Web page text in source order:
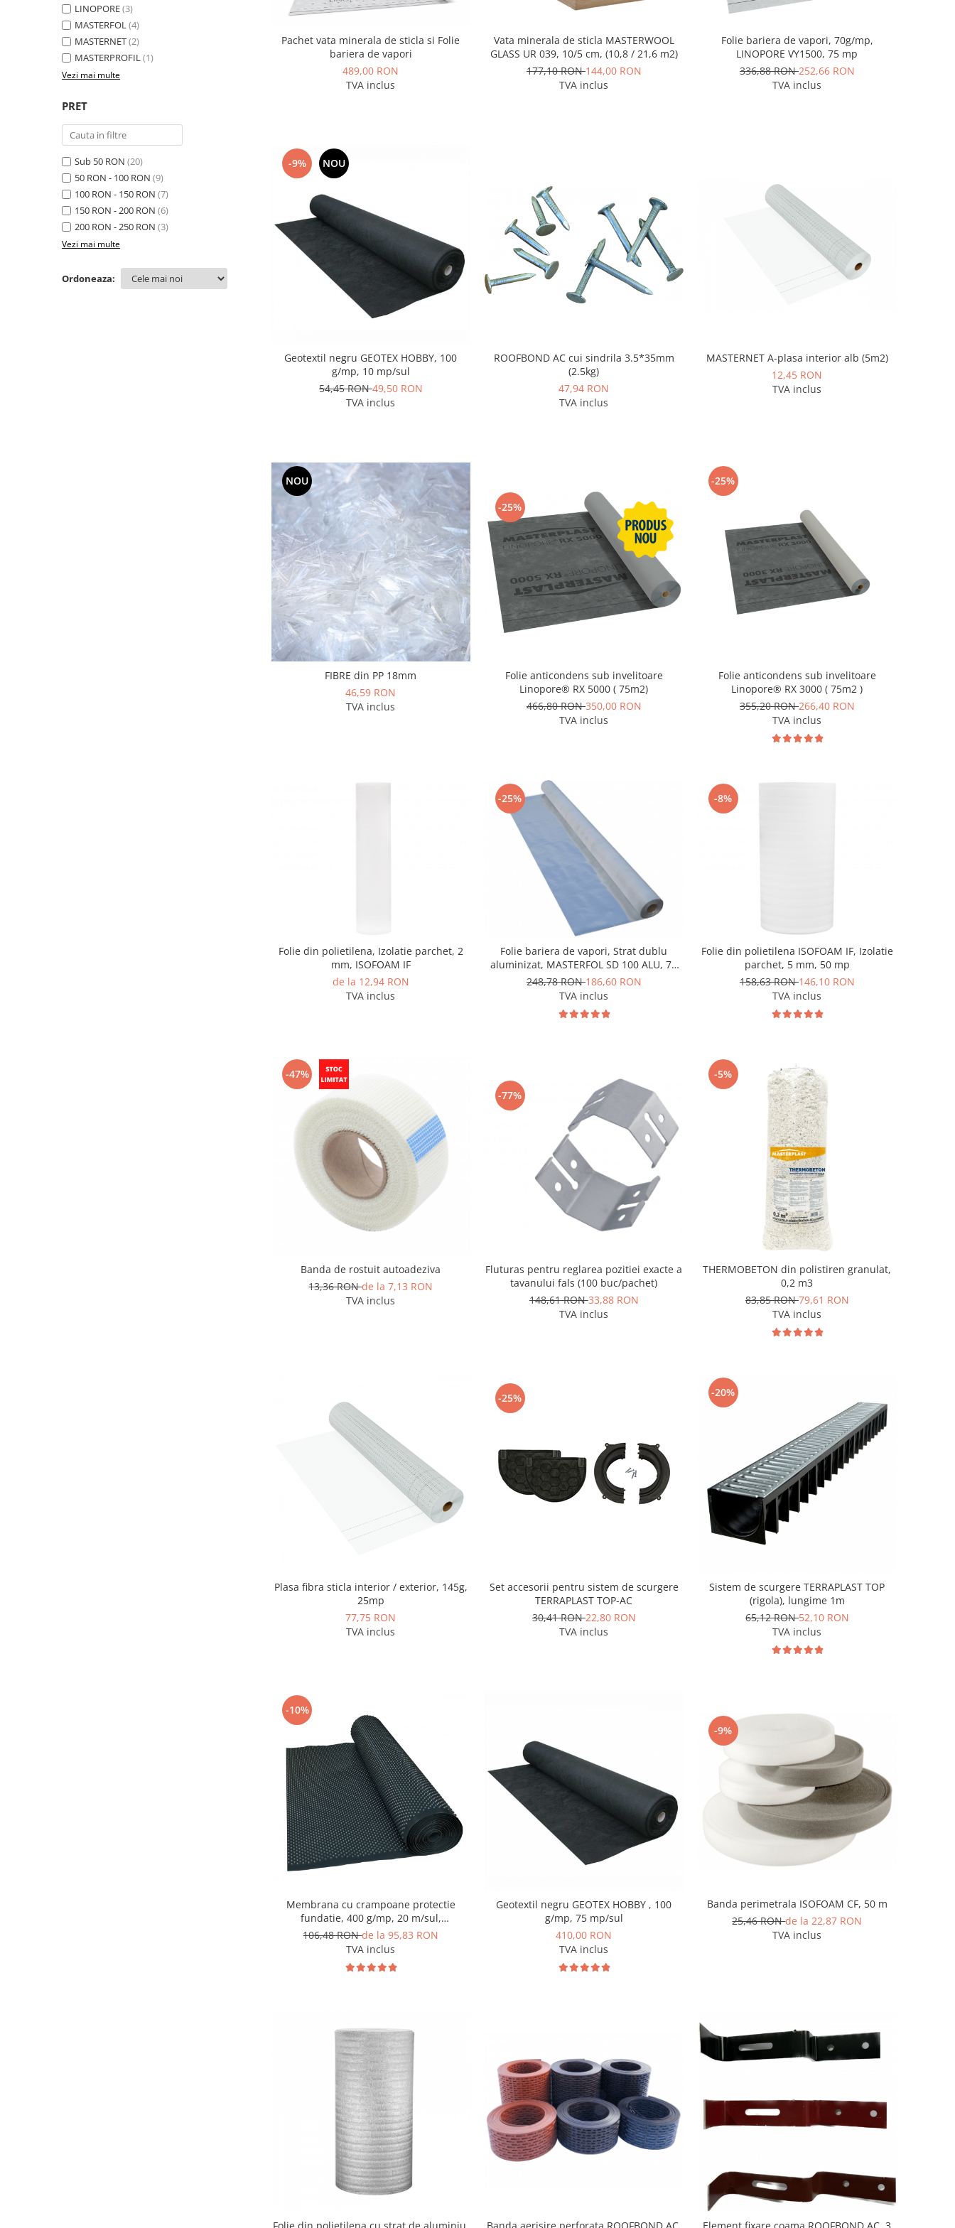
LINOPORE(3)
MASTERFOL(4)
MASTERNET(2)
MASTERPROFIL(1)
Vezi mai multe
PRET
Sub 50 RON (20)
50 RON - 100 RON (9)
100 RON - 150 RON (7)
150 RON - 200 RON (6)
200 RON - 250 RON (3)
Vezi mai multe
Ordoneaza:
Pachet vata minerala de sticla si Folie
bariera de vapori
489,00 RON
TVA inclus
Vata minerala de sticla MASTERWOOL
GLASS UR 039, 10/5 cm, (10,8 / 21,6 m2)
177,10 RON144,00 RON
TVA inclus
Folie bariera de vapori, 70g/mp,
LINOPORE VY1500, 75 mp
336,88 RON252,66 RON
TVA inclus
-9% NOU
Geotextil negru GEOTEX HOBBY, 100
g/mp, 10 mp/sul
54,45 RON49,50 RON
TVA inclus
ROOFBOND AC cui sindrila 3.5*35mm
(2.5kg)
47,94 RON
TVA inclus
MASTERNET A-plasa interior alb (5m2)
12,45 RON
TVA inclus
NOU
FIBRE din PP 18mm
46,59 RON
TVA inclus
-25%
Folie anticondens sub invelitoare
Linopore® RX 5000 ( 75m2)
466,80 RON350,00 RON
TVA inclus
-25%
Folie anticondens sub invelitoare
Linopore® RX 3000 ( 75m2 )
355,20 RON266,40 RON
TVA inclus
Folie din polietilena, Izolatie parchet, 2
mm, ISOFOAM IF
de la 12,94 RON
TVA inclus
-25%
Folie bariera de vapori, Strat dublu
aluminizat, MASTERFOL SD 100 ALU, 75
mp
248,78 RON186,60 RON
TVA inclus
-8%
Folie din polietilena ISOFOAM IF, Izolatie
parchet, 5 mm, 50 mp
158,63 RON146,10 RON
TVA inclus
-47%
Banda de rostuit autoadeziva
13,36 RONde la 7,13 RON
TVA inclus
-77%
Fluturas pentru reglarea pozitiei exacte a
tavanului fals (100 buc/pachet)
148,61 RON33,88 RON
TVA inclus
-5%
THERMOBETON din polistiren granulat,
0,2 m3
83,85 RON79,61 RON
TVA inclus
Plasa fibra sticla interior / exterior, 145g,
25mp
77,75 RON
TVA inclus
-25%
Set accesorii pentru sistem de scurgere
TERRAPLAST TOP-AC
30,41 RON22,80 RON
TVA inclus
-20%
Sistem de scurgere TERRAPLAST TOP
(rigola), lungime 1m
65,12 RON52,10 RON
TVA inclus
-10%
Membrana cu crampoane protectie
fundatie, 400 g/mp, 20 m/sul,
TERRAPLAST PLUS L8
106,48 RONde la 95,83 RON
TVA inclus
Geotextil negru GEOTEX HOBBY , 100
g/mp, 75 mp/sul
410,00 RON
TVA inclus
-9%
Banda perimetrala ISOFOAM CF, 50 m
25,46 RONde la 22,87 RON
TVA inclus